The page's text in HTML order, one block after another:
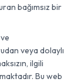
bağımsız bir
veya dolaylı
ilgili
Bu web